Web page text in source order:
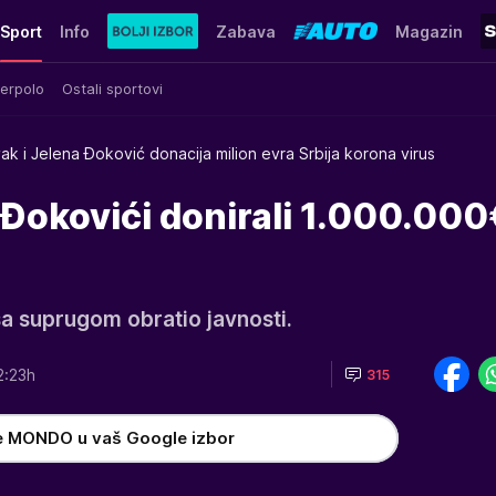
Sport
Ostali sportovi
Info Zabava Magazin
i Jelena Đoković donacija milion evra Srbija korona virus
Đokovići donirali
suprugom obratio javnosti.
315
MONDO u vaš Google izbor